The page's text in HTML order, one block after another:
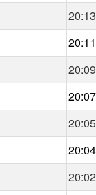
20:13
20:11
20:09
20:07
20:05
20:04
20:02